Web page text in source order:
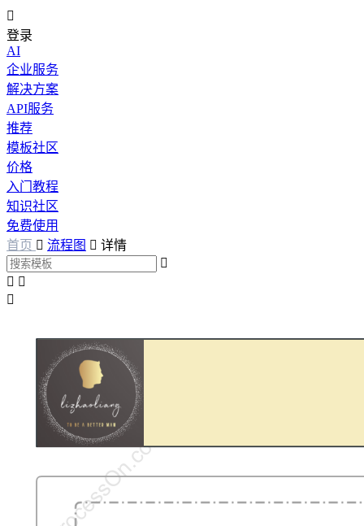

登录
AI
企业服务
解决方案
API服务
推荐
模板社区
价格
入门教程
知识社区
免费使用
首页  流程图  详情

 
